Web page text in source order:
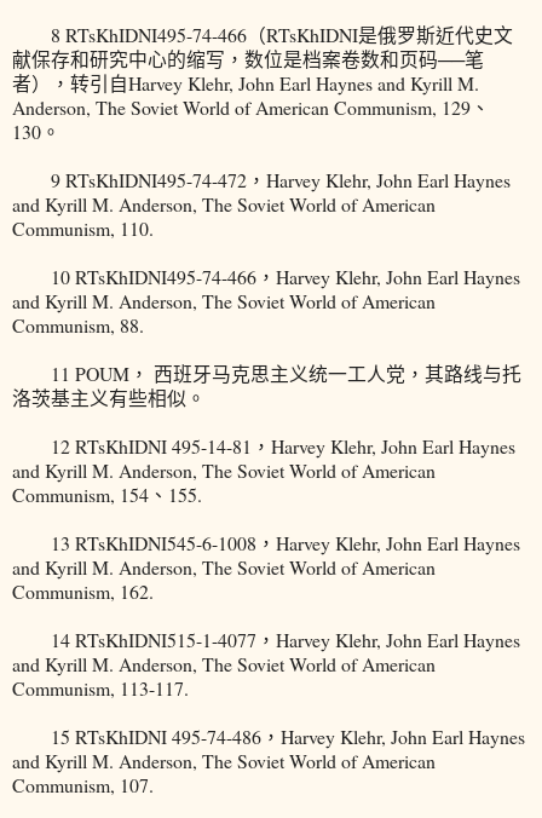
8 RTsKhIDNI495-74-466（RTsKhIDNI是俄罗斯近代史文
献保存和研究中心的缩写，数位是档案卷数和页码──笔
者），转引自Harvey Klehr, John Earl Haynes and Kyrill M.
Anderson, The Soviet World of American Communism, 129、
130。
9 RTsKhIDNI495-74-472，Harvey Klehr, John Earl Haynes
and Kyrill M. Anderson, The Soviet World of American
Communism, 110.
10 RTsKhIDNI495-74-466，Harvey Klehr, John Earl Haynes
and Kyrill M. Anderson, The Soviet World of American
Communism, 88.
11 POUM， 西班牙马克思主义统一工人党，其路线与托
洛茨基主义有些相似。
12 RTsKhIDNI 495-14-81，Harvey Klehr, John Earl Haynes
and Kyrill M. Anderson, The Soviet World of American
Communism, 154、155.
13 RTsKhIDNI545-6-1008，Harvey Klehr, John Earl Haynes
and Kyrill M. Anderson, The Soviet World of American
Communism, 162.
14 RTsKhIDNI515-1-4077，Harvey Klehr, John Earl Haynes
and Kyrill M. Anderson, The Soviet World of American
Communism, 113-117.
15 RTsKhIDNI 495-74-486，Harvey Klehr, John Earl Haynes
and Kyrill M. Anderson, The Soviet World of American
Communism, 107.